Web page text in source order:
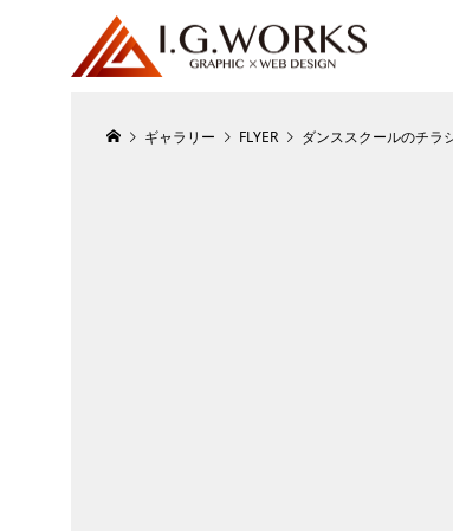
ギャラリー FLYER ダンススクールのチラ